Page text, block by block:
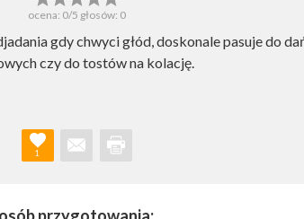
ocena: 0/5 głosów: 0
gdy chwyci głód, doskonale pasuje do
czy do tostów na kolację.
1